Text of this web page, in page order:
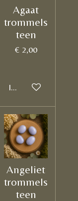
Agaat
trommels
teen
€ 2,00
In winkelwagen
Angeliet
trommels
teen